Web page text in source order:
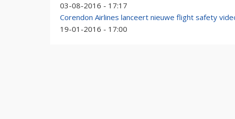
03-08-2016 - 17:17
Corendon Airlines lanceert nieuwe flight safety
19-01-2016 - 17:00